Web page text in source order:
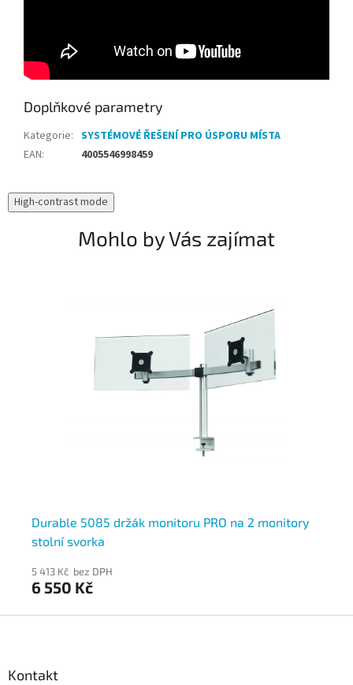
Doplňkové parametry
Kategorie: SYSTÉMOVÉ ŘEŠENÍ PRO ÚSPORU MÍSTA
EAN: 4005546998459
High-contrast mode
Mohlo by Vás zajímat
Durable 5085 držák monitoru PRO na 2 monitory
stolní svorka
5 413 Kč bez DPH
6 550 Kč
Kontakt